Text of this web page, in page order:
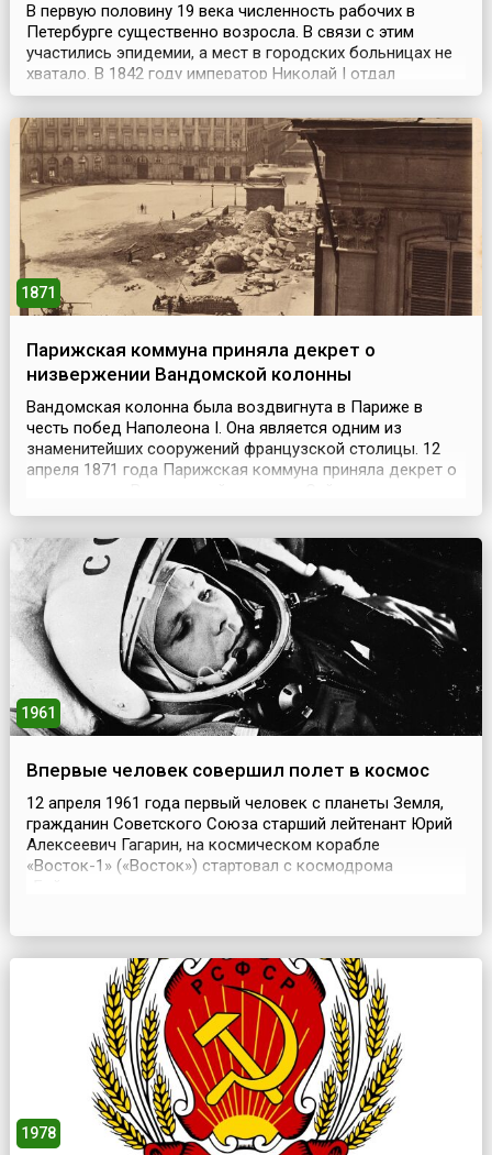
В первую половину 19 века численность рабочих в
Петербурге существенно возросла. В связи с этим
участились эпидемии, а мест в городских больницах не
хватало. В 1842 году император Николай I отдал
распоряжение о создании в Санкт-Петербурге
«постоянной больницы для чернорабочих на 470 коек».
Стараясь немедленно исполнить его повеление,
городские власти решили отдать под больницу только
что построенн...
1871
Парижская коммуна приняла декрет о
низвержении Вандомской колонны
Вандомская колонна была воздвигнута в Париже в
честь побед Наполеона I. Она является одним из
знаменитейших сооружений французской столицы. 12
апреля 1871 года Парижская коммуна приняла декрет о
«Парижская Коммуна, считая, что императорская
варварству, символом грубой силы и ложной славы, у...
1961
Впервые человек совершил полет в космос
12 апреля 1961 года первый человек с планеты Земля,
гражданин Советского Союза старший лейтенант Юрий
Алексеевич Гагарин, на космическом корабле
«Восток-1» («Восток») стартовал с космодрома
UTC. Пуском перв...
1978